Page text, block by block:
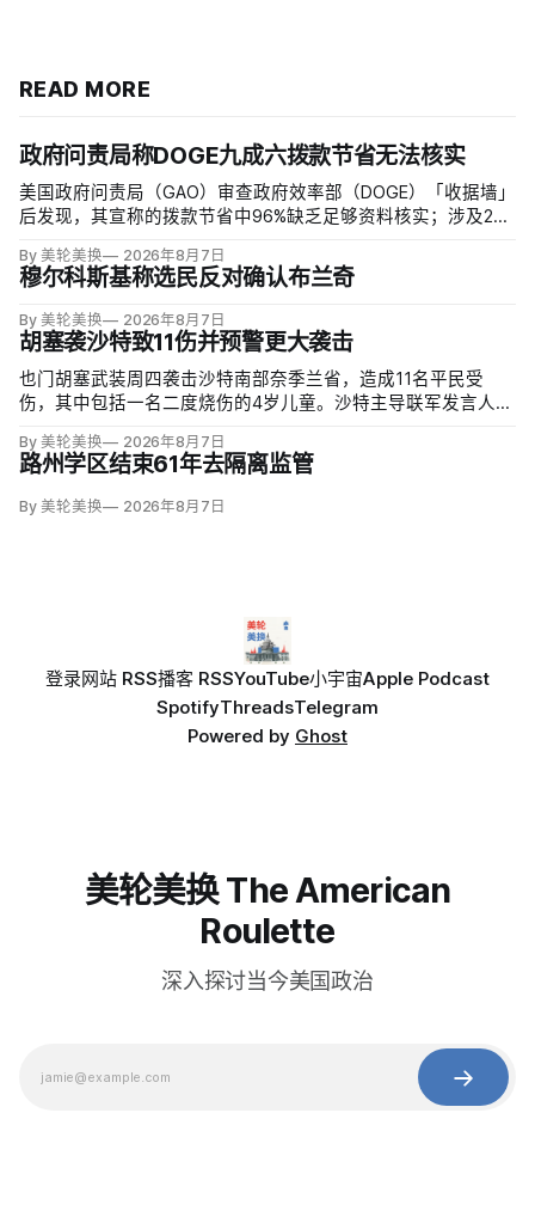
READ MORE
政府问责局称DOGE九成六拨款节省无法核实
美国政府问责局（GAO）审查政府效率部（DOGE）「收据墙」
后发现，其宣称的拨款节省中96%缺乏足够资料核实；涉及274
三分之二无法验证或不符合其公开方法，264份拟终止租约中
108份早已进入终止流程。
By 美轮美换 2026年8月7日
穆尔科斯基称选民反对确认布兰奇
By 美轮美换 2026年8月7日
胡塞袭沙特致11伤并预警更大袭击
也门胡塞武装周四袭击沙特南部奈季兰省，造成11名平民受
伤，其中包括一名二度烧伤的4岁儿童。沙特主导联军发言人图
区；
By 美轮美换 2026年8月7日
路州学区结束61年去隔离监管
By 美轮美换 2026年8月7日
登录网站 RSS播客 RSSYouTube小宇宙Apple Podcast
SpotifyThreadsTelegram
Powered by Ghost
美轮美换 The American
Roulette
深入探讨当今美国政治